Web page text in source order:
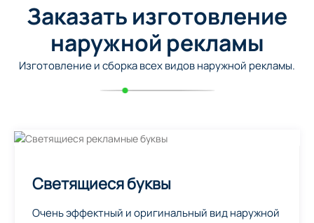
Заказать изготовление
наружной рекламы
Изготовление и сборка всех видов наружной рекламы.
Светящиеся буквы
Очень эффектный и оригинальный вид наружной